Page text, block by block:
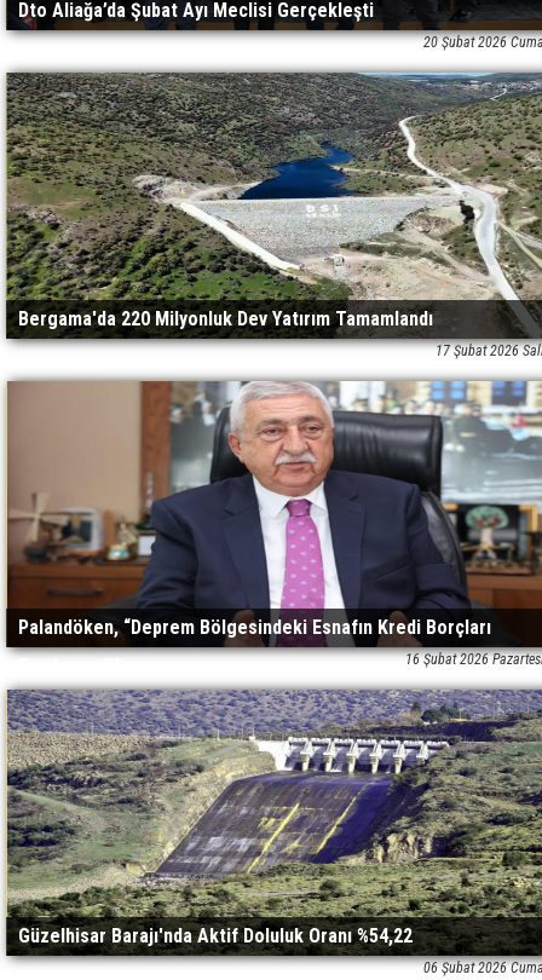
Dto Aliağa’da Şubat Ayı Meclisi Gerçekleşti
20 Şubat 2026
Bergama'da 220 Milyonluk Dev Yatırım Tamamlandı
17 Şubat 2026
Palandöken, “Deprem Bölgesindeki Esnafın Kredi Borçları
16 Şubat 2026
Güzelhisar Barajı'nda Aktif Doluluk Oranı %54,22
06 Şubat 2026